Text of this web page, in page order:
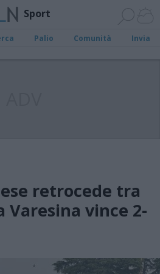
Sport
Palio Comunità Invia
retrocede tra
Varesina vince 2-